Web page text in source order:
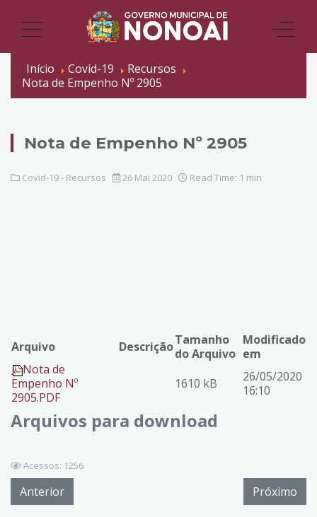
Início Covid-19
Recursos
Nota de Empenho Nº 2905
Nota de Empenho Nº 2905
Covid-19 - Recursos 26 Mai 2020 Read Time: 1 min
Arquivos para download
Arquivo DescriçãoTamanho
do Arquivo
Modificado
em
Nota de
Empenho Nº
2905.PDF
1610 kB
26/05/2020
16:10
Acessos: 1256
Anterior Próximo